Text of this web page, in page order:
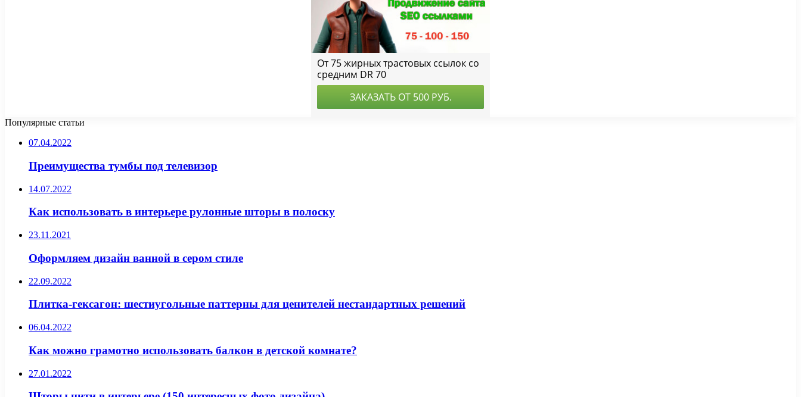
Популярные статьи
07.04.2022
Преимущества тумбы под телевизор
14.07.2022
Как использовать в интерьере рулонные шторы в полоску
23.11.2021
Оформляем дизайн ванной в сером стиле
22.09.2022
Плитка-гексагон: шестиугольные паттерны для ценителей нестандартных решений
06.04.2022
Как можно грамотно использовать балкон в детской комнате?
27.01.2022